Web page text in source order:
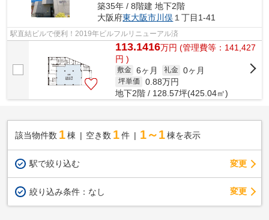
築35年 / 8階建 地下2階
大阪府東大阪市川俣 １丁目1-41
駅直結ビルで便利！2019年ビルフルリニューアル済
113.1416万円 (管理費等：141,427
円 )
敷金 6ヶ月 礼金 0ヶ月
坪単価 0.88万円
地下2階 / 128.57坪(425.04㎡)
該当物件数 1棟 空き数 1 件 1～1 棟を表示
駅で絞り込む 変更
絞り込み条件： なし 変更